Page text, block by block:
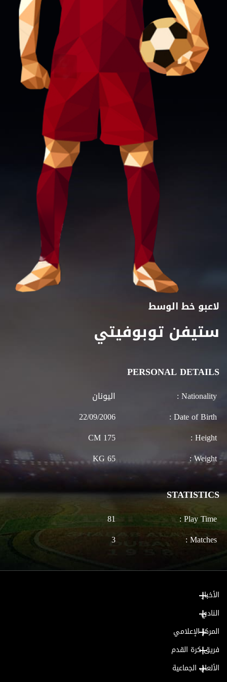
لاعبو خط الوسط
ستيفن توبوفيتي
PERSONAL DETAILS
Nationality :
اليونان
Date of Birth :
22/09/2006
Height :
175 CM
Weight :
65 KG
STATISTICS
Play Time :
81
Matches :
3
الأخبار
النادي
المركز الإعلامي
فريق كرة القدم
الألعاب الجماعية